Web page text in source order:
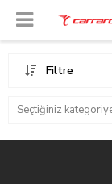
Filtre
Seçtiğiniz